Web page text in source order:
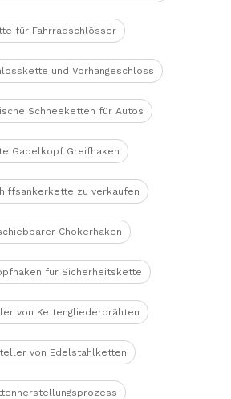
für Fahrradschlösser
und Vorhängeschloss
Schneeketten für Autos
Gabelkopf Greifhaken
zu verkaufen
Chokerhaken
für Sicherheitskette
von Kettengliederdrähten
von Edelstahlketten